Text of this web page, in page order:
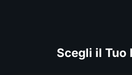
Scegli il Tuo